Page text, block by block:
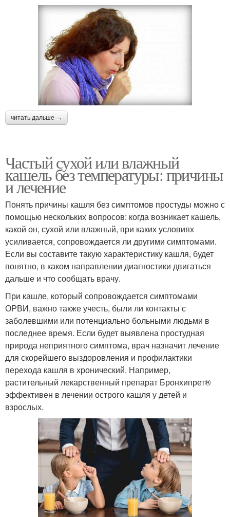
читать дальше →
Частый сухой или влажный
кашель без температуры: причины
и лечение
Понять причины кашля без симптомов простуды можно с
помощью нескольких вопросов: когда возникает кашель,
какой он, сухой или влажный, при каких условиях
усиливается, сопровождается ли другими симптомами.
Если вы составите такую характеристику кашля, будет
понятно, в каком направлении диагностики двигаться
дальше и что сообщать врачу.
При кашле, который сопровождается симптомами
ОРВИ, важно также учесть, были ли контакты с
заболевшими или потенциально больными людьми в
последнее время. Если будет выявлена простудная
природа неприятного симптома, врач назначит лечение
для скорейшего выздоровления и профилактики
перехода кашля в хронический. Например,
растительный лекарственный препарат Бронхипрет®
эффективен в лечении острого кашля у детей и
взрослых.